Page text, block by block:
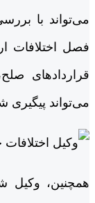
می‌تواند با
فصل اختلافات
قراردادهای
می‌تواند پیگیری
همچنین، وکیل